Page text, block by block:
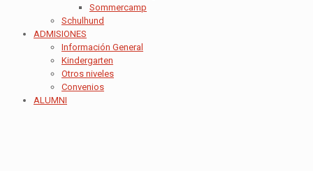
Sommercamp
Schulhund
ADMISIONES
Información General
Kindergarten
Otros niveles
Convenios
ALUMNI